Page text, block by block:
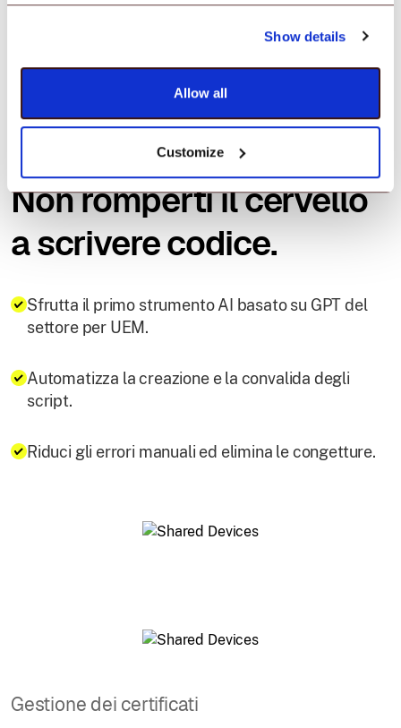
Show details
Allow all
Customize
condivisi con un indirizzo email e autenticazione
Non romperti il cervello
a scrivere codice.
Sfrutta il primo strumento AI basato su GPT del
settore per UEM.
Automatizza la creazione e la convalida degli
script.
Riduci gli errori manuali ed elimina le congetture.
Gestione dei certificati